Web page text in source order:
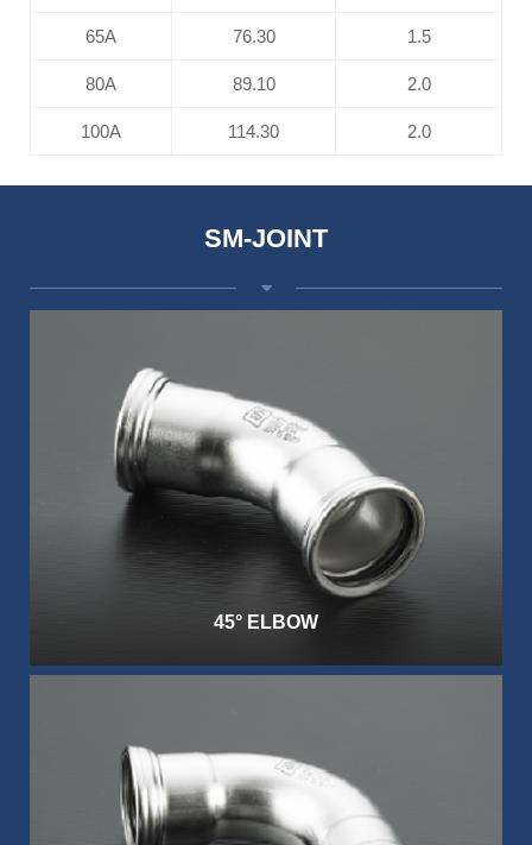
65A 76.30 1.5
80A 89.10 2.0
100A 114.30 2.0
SM-JOINT
45° ELBOW